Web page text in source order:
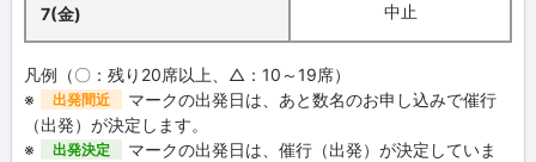
7(金) 中止
凡例（〇：残り20席以上、△：10～19席）
※
出発間近
マークの出発日は、あと数名のお申し込みで催行
（出発）が決定します。
※
出発決定
マークの出発日は、催行（出発）が決定していま